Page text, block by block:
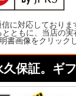
に対応しており
ともに、当店の
書画像をクリック
保証。ギ